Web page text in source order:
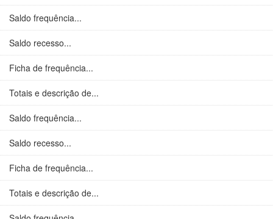
Saldo frequência...
Saldo recesso...
Ficha de frequência...
Totais e descrição de...
Saldo frequência...
Saldo recesso...
Ficha de frequência...
Totais e descrição de...